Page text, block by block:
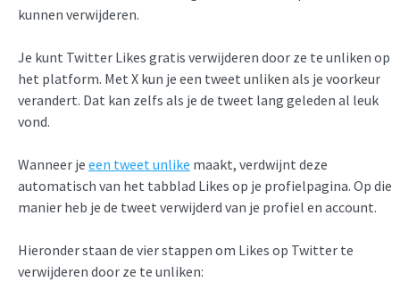
kunnen verwijderen.
Je kunt Twitter Likes gratis verwijderen door ze te unliken op
het platform. Met X kun je een tweet unliken als je voorkeur
verandert. Dat kan zelfs als je de tweet lang geleden al leuk
vond.
Wanneer je een tweet unlike maakt, verdwijnt deze
automatisch van het tabblad Likes op je profielpagina. Op die
manier heb je de tweet verwijderd van je profiel en account.
Hieronder staan de vier stappen om Likes op Twitter te
verwijderen door ze te unliken: